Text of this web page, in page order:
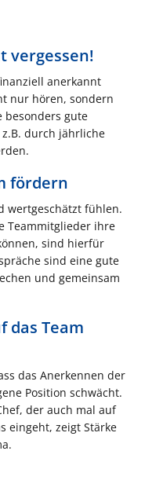
vergessen!
anerkannt
nur hören, sondern
besonders gute
durch jährliche
fördern
wertgeschätzt fühlen.
Teammitglieder ihre
sind hierfür
sind eine gute
und gemeinsam
das Team
das Anerkennen der
Position schwächt.
der auch mal auf
eingeht, zeigt Stärke